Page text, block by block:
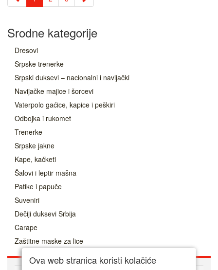
Srodne kategorije
Dresovi
Srpske trenerke
Srpski duksevi – nacionalni i navijački
Navijačke majice i šorcevi
Vaterpolo gaćice, kapice i peškiri
Odbojka i rukomet
Trenerke
Srpske jakne
Kape, kačketi
Šalovi i leptir mašna
Patike i papuče
Suveniri
Dečiji duksevi Srbija
Čarape
Zaštitne maske za lice
Ova web stranica koristi kolačiće